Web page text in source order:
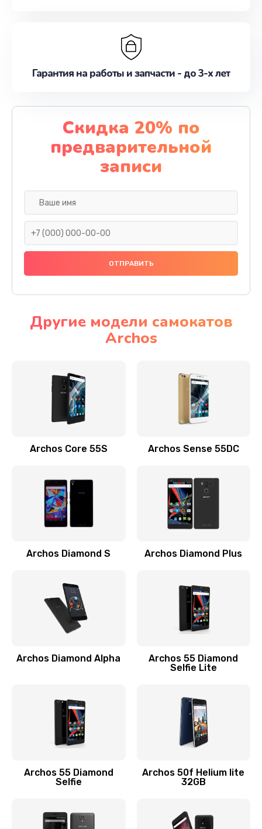
Гарантия на работы и запчасти - до 3-х лет
Скидка 20% по
предварительной
записи
Другие модели самокатов
Archos
Archos Core 55S Archos Sense 55DC
Archos Diamond S Archos Diamond Plus
Archos Diamond Alpha
Archos 55 Diamond
Selfie Lite
Archos 55 Diamond
Selfie
Archos 50f Helium lite
32GB